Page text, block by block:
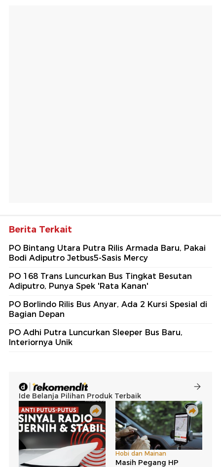
Berita Terkait
PO Bintang Utara Putra Rilis Armada Baru, Pakai
Bodi Adiputro Jetbus5-Sasis Mercy
PO 168 Trans Luncurkan Bus Tingkat Besutan
Adiputro, Punya Spek 'Rata Kanan'
PO Borlindo Rilis Bus Anyar, Ada 2 Kursi Spesial di
Bagian Depan
PO Adhi Putra Luncurkan Sleeper Bus Baru,
Interiornya Unik